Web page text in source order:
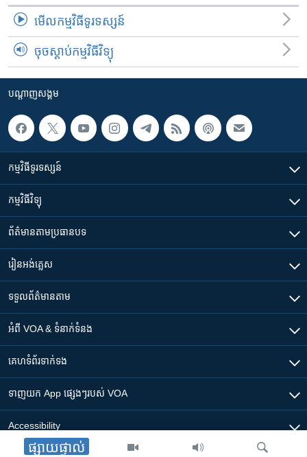
ផ្សាយផ្ទាល់
មើល​កម្មវិធី​ទូរទស្សន៍
ចុចស្តាប់កម្មវិធីវិទ្យុ
បណ្តាញ​សង្គម
កម្មវិធី​ទូរទស្សន៍
កម្មវិធី​វិទ្យុ
ព័ត៌មាន​តាមប្រធានបទ​
រៀន​​អង់គ្លេស
ទទួល​ព័ត៌មាន​តាម
អំពី​ VOA & ទំនាក់ទំនង
គេហទំព័រ​​ទាក់ទង
ទាញយក​ App ផ្សេងៗ​របស់​ VOA
Accessibility